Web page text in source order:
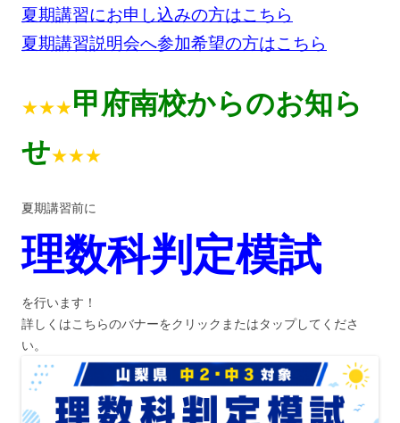
夏期講習にお申し込みの方はこちら
夏期講習説明会へ参加希望の方はこちら
★★★甲府南校からのお知ら
せ★★★
夏期講習前に
理数科判定模試
を行います！
詳しくはこちらのバナーをクリックまたはタップしてくださ
い。